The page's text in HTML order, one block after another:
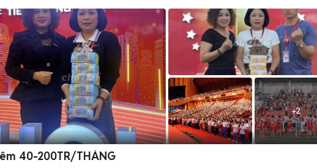
+2
40-200TR/THÁNG